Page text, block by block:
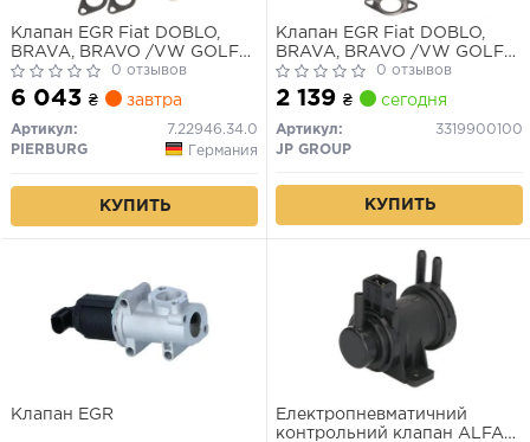
Клапан EGR Fiat DOBLO,
BRAVA, BRAVO /VW GOLF
PLUS 1.9D/2.4D 96-
0 отзывов
6 043 ₴ завтра
Артикул:
7.22946.34.0
PIERBURG
Германия
КУПИТЬ
Клапан EGR Fiat DOBLO,
BRAVA, BRAVO /VW GOLF
PLUS 1.9D/2.4D 96-
0 отзывов
2 139 ₴ сегодня
Артикул:
3319900100
JP GROUP
КУПИТЬ
Клапан EGR
Електропневматичний
контрольний клапан ALFA